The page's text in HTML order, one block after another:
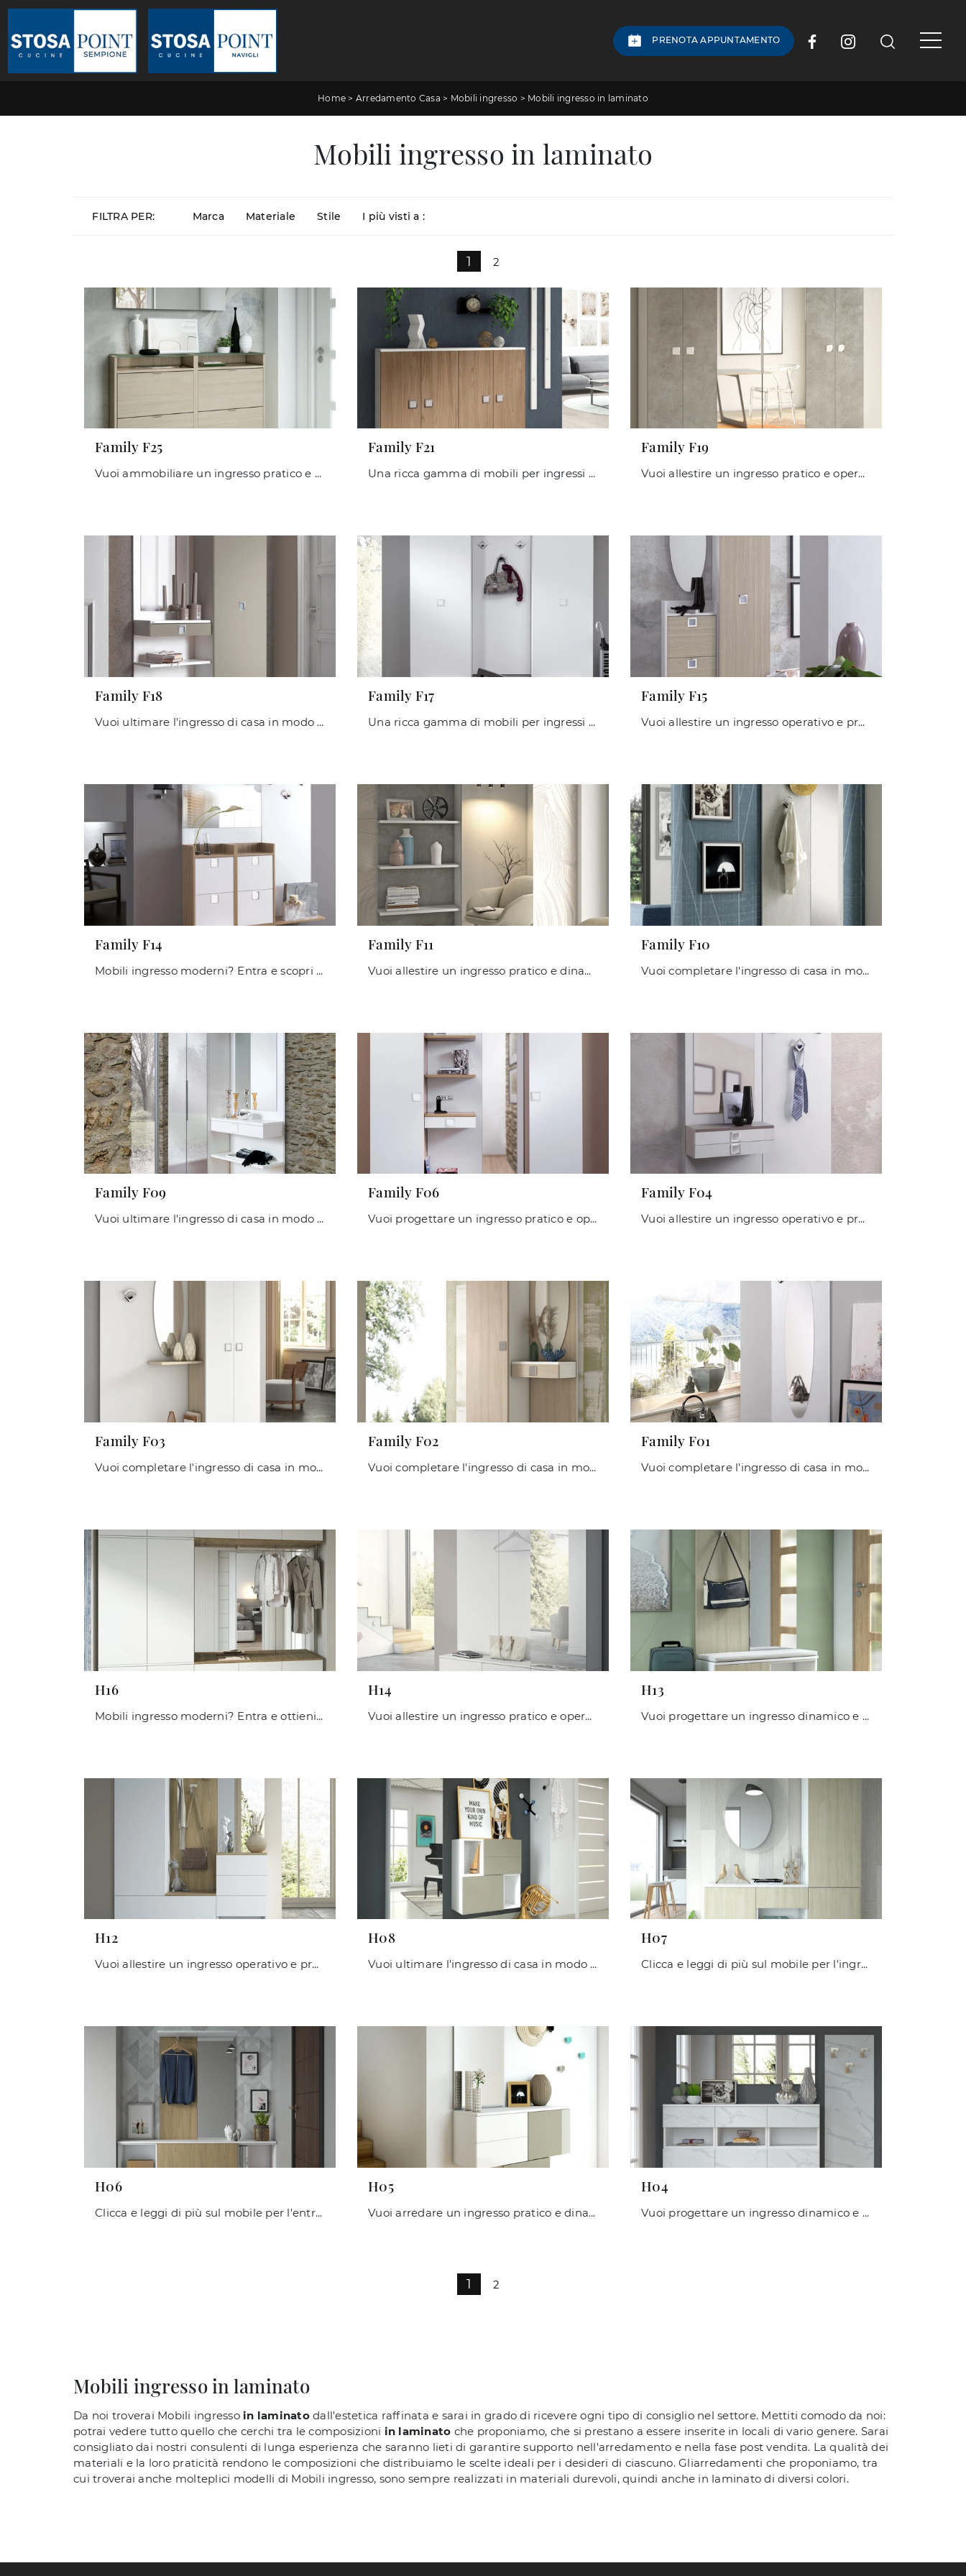
PRENOTA APPUNTAMENTO
Home > Arredamento Casa > Mobili ingresso > Mobili ingresso in laminato
Mobili ingresso in laminato
FILTRA PER: Marca Materiale Stile I più visti a :
1 2
Family F25
Vuoi ammobiliare un ingresso pratico e operativo? Ti offriamo il mobile Family F25 di Maconi in laminato, pensato per spazi moderni.
Family F21
Una ricca gamma di mobili per ingressi moderni: il modello Family F21 Maconi in laminato ti sta aspettando per completare l'arredo.
Family F19
Vuoi allestire un ingresso pratico e operativo? Ecco a te il mobile Family F19 di Maconi in laminato, pensato per spazi moderni.
Family F18
Vuoi ultimare l'ingresso di casa in modo operativo e pratico? Scopri il modello Family F18 di Maconi in laminato!
Family F17
Una ricca gamma di mobili per ingressi moderni: il modello Family F17 Maconi in laminato ti attende per ultimare l'arredo.
Family F15
Vuoi allestire un ingresso operativo e pratico? Ti offriamo il mobile Family F15 di Maconi in laminato, pensato per spazi moderni.
Family F14
Mobili ingresso moderni? Entra e scopri di più sul modello Family F14 in laminato dell'azienda Maconi per ingressi moderni.
Family F11
Vuoi allestire un ingresso pratico e dinamico? Ti presentiamo il mobile Family F11 di Maconi in laminato, ideale per spazi moderni.
Family F10
Vuoi completare l'ingresso di casa in modo dinamico e operativo? Scopri il modello Family F10 di Maconi in laminato!
Family F09
Vuoi ultimare l'ingresso di casa in modo pratico e operativo? Scopri il modello Family F09 di Maconi in laminato!
Family F06
Vuoi progettare un ingresso pratico e operativo? Ecco a te il mobile Family F06 di Maconi in laminato, perfetto per spazi moderni.
Family F04
Vuoi allestire un ingresso operativo e pratico? Ti offriamo il mobile Family F04 di Maconi in laminato, perfetto per spazi moderni.
Family F03
Vuoi completare l'ingresso di casa in modo pratico e dinamico? Scopri il modello Family F03 di Maconi in laminato!
Family F02
Vuoi completare l'ingresso di casa in modo pratico e operativo? Scopri il modello Family F02 di Maconi in laminato!
Family F01
Vuoi completare l'ingresso di casa in modo dinamico e operativo? Scopri il modello Family F01 di Maconi in laminato!
H16
Mobili ingresso moderni? Entra e ottieni informazioni sul modello H16 in laminato dell'azienda Maconi per ingressi moderni.
H14
Vuoi allestire un ingresso pratico e operativo? Ti offriamo il mobile H14 di Maconi in laminato, ideale per spazi moderni.
H13
Vuoi progettare un ingresso dinamico e operativo? Ecco a te il mobile H13 di Maconi in laminato, perfetto per spazi moderni.
H12
Vuoi allestire un ingresso operativo e pratico? Ecco a te il mobile H12 di Maconi in laminato, ideale per spazi moderni.
H08
Vuoi ultimare l'ingresso di casa in modo dinamico e operativo? Scopri il modello H08 di Maconi in laminato!
H07
Clicca e leggi di più sul mobile per l'ingresso H07 di Maconi! Potrai ammobiliare spazi moderni ammobiliandoli ottimamente.
H06
Clicca e leggi di più sul mobile per l'entrata H06 di Maconi! Potrai progettare spazi moderni attrezzandoli perfettamente.
H05
Vuoi arredare un ingresso pratico e dinamico? Ti presentiamo il mobile H05 di Maconi in laminato, pensato per spazi moderni.
H04
Vuoi progettare un ingresso dinamico e operativo? Ti presentiamo il mobile H04 di Maconi in laminato, ideale per spazi moderni.
1 2
Mobili ingresso in laminato
Da noi troverai Mobili ingresso in laminatodall'estetica raffinata e sarai in grado di ricevere ogni tipo di consiglio nel settore. Mettiti comodo da noi:
potrai vedere tutto quello che cerchi tra le composizioni in laminato che proponiamo, che si prestano a essere inserite in locali di vario genere. Sarai
consigliato dai nostri consulenti di lunga esperienza che saranno lieti di garantire supporto nell'arredamento e nella fase post vendita. La qualità dei
materiali e la loro praticità rendono le composizioni che distribuiamo le scelte ideali per i desideri di ciascuno. Gliarredamenti che proponiamo, tra
cui troverai anche molteplici modelli di Mobili ingresso, sono sempre realizzati in materiali durevoli, quindi anche in laminato di diversi colori.